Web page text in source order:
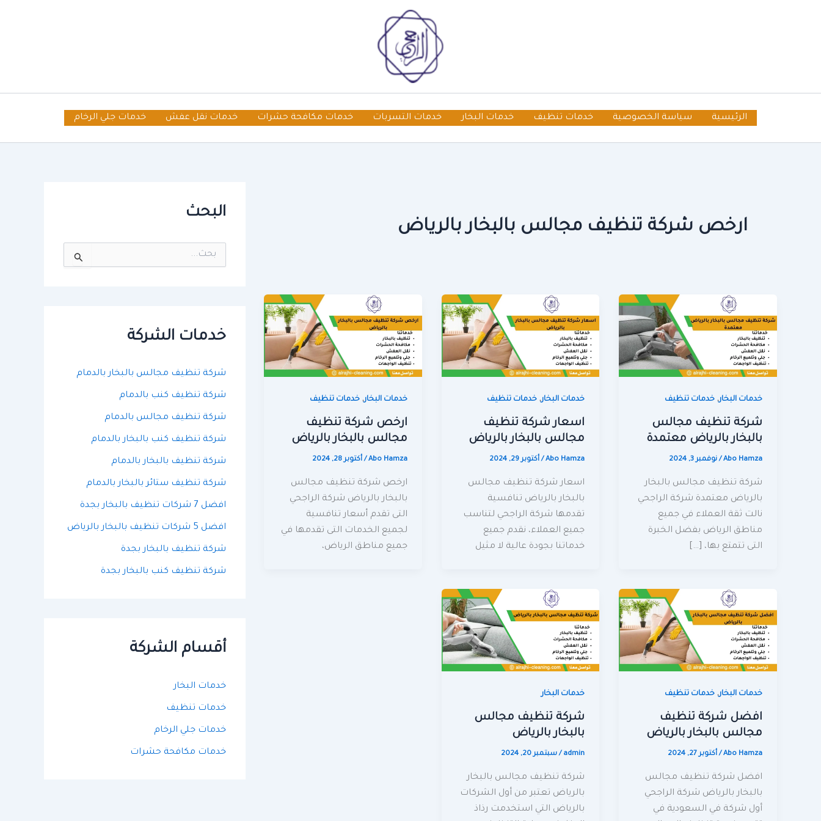
الرئيسية سياسة الخصوصية خدمات تنظيف خدمات البخار خدمات التسربات خدمات مكافحة حشرات خدمات نقل عفش خدمات جلي الرخام
ارخص شركة تنظيف مجالس بالبخار بالرياض
خدمات البخار, خدمات تنظيف
شركة تنظيف مجالس
بالبخار بالرياض معتمدة
Abo Hamza
/نوفمبر 3, 2024
شركة تنظيف مجالس بالبخار
بالرياض معتمدة شركة الراجحي
نالت ثقة العملاء في جميع
مناطق الرياض بفضل الخبرة
التى تتمتع بها، […]
خدمات البخار, خدمات تنظيف
اسعار شركة تنظيف
مجالس بالبخار بالرياض
Abo Hamza
/أكتوبر 29, 2024
اسعار شركة تنظيف مجالس
بالبخار بالرياض تنافسية
تقدمها شركة الراجحي لتناسب
جميع العملاء، نقدم جميع
خدماتنا بجودة عالية لا مثيل
خدمات البخار,خدمات تنظيف
ارخص شركة تنظيف
مجالس بالبخار بالرياض
Abo Hamza
/أكتوبر 28, 2024
ارخص شركة تنظيف مجالس
بالبخار بالرياض شركة الراجحي
التى تقدم أسعار تنافسية
لجميع الخدمات التى تقدمها في
جميع مناطق الرياض،
خدمات البخار, خدمات تنظيف
افضل شركة تنظيف
مجالس بالبخار بالرياض
Abo Hamza
/أكتوبر 27, 2024
افضل شركة تنظيف مجالس
بالبخار بالرياض شركة الراجحي
أول شركة في السعودية في
خدمات البخار
شركة تنظيف مجالس
بالبخار بالرياض
admin
/سبتمبر 20, 2024
شركة تنظيف مجالس بالبخار
بالرياض تعتبر من أول الشركات
بالرياض التي استخدمت رذاذ
البحث
:خدمات الشركة
شركة تنظيف مجالس بالبخار بالدمام
شركة تنظيف كنب بالدمام
شركة تنظيف مجالس بالدمام
شركة تنظيف كنب بالبخار بالدمام
شركة تنظيف بالبخار بالدمام
شركة تنظيف ستائر بالبخار بالدمام
افضل 7 شركات تنظيف بالبخار بجدة
افضل 5 شركات تنظيف بالبخار بالرياض
شركة تنظيف بالبخار بجدة
شركة تنظيف كنب بالبخار بجدة
أقسام الشركة
خدمات البخار
خدمات تنظيف
خدمات جلي الرخام
خدمات مكافحة حشرات